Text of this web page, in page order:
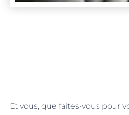
Et vous, que faites-vous pour